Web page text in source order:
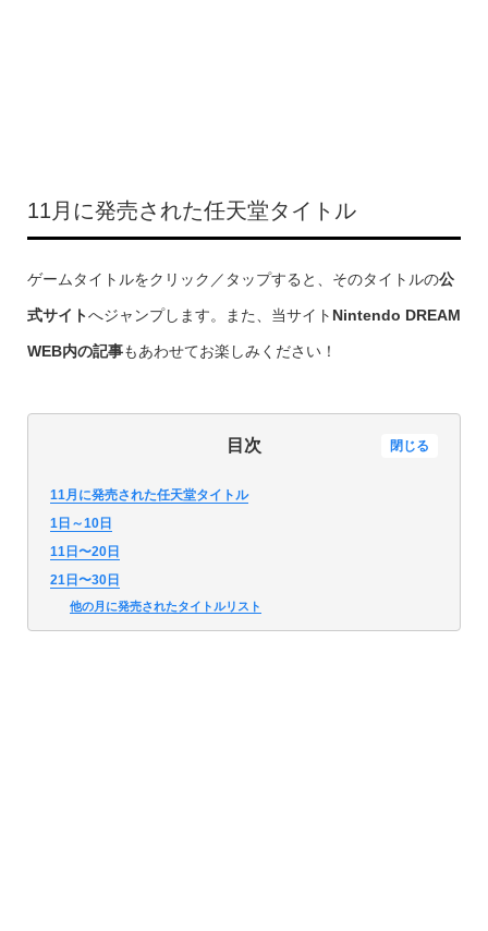
11月に発売された任天堂タイトル
ゲームタイトルをクリック／タップすると、そのタイトルの公
式サイトへジャンプします。また、当サイト Nintendo DREAM
WEB内の記事もあわせてお楽しみください！
目次 閉じる
11月に発売された任天堂タイトル
1日～10日
11日〜20日
21日〜30日
他の月に発売されたタイトルリスト